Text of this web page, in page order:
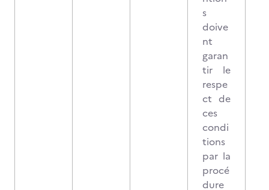
s
doive
nt
garan
tir le
respe
ct de
ces
condi
tions
par la
procé
dure